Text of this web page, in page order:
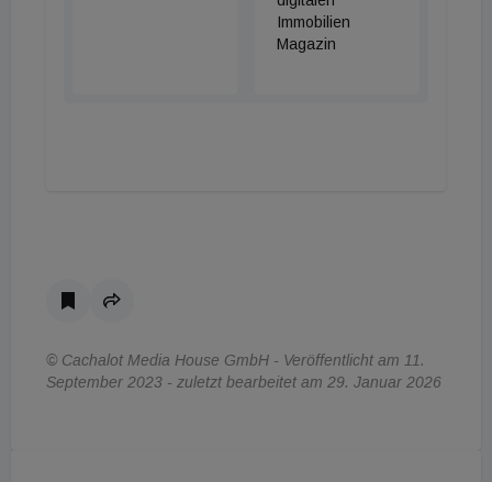
Immobilien
Magazin
© Cachalot Media House GmbH - Veröffentlicht am 11.
September 2023 - zuletzt bearbeitet am 29. Januar 2026